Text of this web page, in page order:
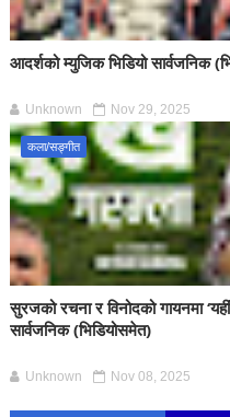
आदर्शको म्युजिक भिडियो सार्वजनिक
Unknown Nov 29, 2025
कला/सङ्गीत
सुरजको रचना र विनोदको गायनमा
सार्वजनिक (भिडियोसमेत)
Unknown Nov 08, 2025